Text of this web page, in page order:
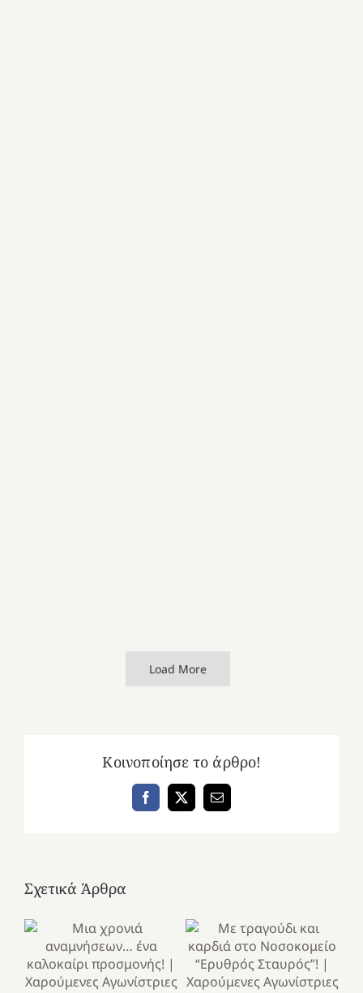
Load More
Κοινοποίησε το άρθρο!
Facebook
X Email
Σχετικά Άρθρα